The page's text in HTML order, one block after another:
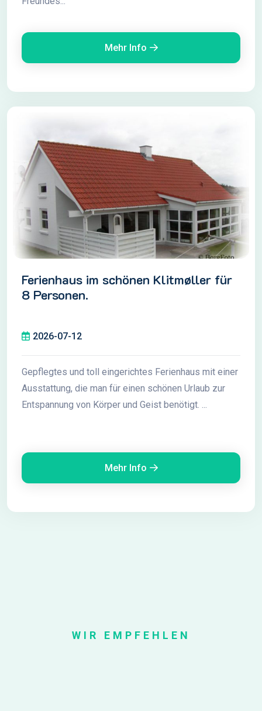
Mehr Info
Ferienhaus im schönen Klitmøller für
8 Personen.
2026-07-12
Gepflegtes und toll eingerichtes Ferienhaus mit einer
Ausstattung, die man für einen schönen Urlaub zur
Entspannung von Körper und Geist benötigt. ...
Mehr Info
WIR EMPFEHLEN